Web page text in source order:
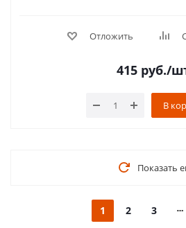
Отложить
415руб./
В
Показать
1 2 3